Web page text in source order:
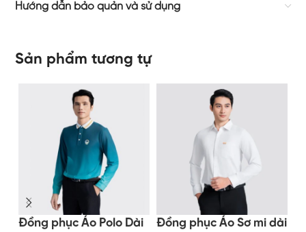
Hướng dẫn bảo quản và sử dụng
Sản phẩm tương tự
Đồng phục Áo Polo Dài
Đồng phục Áo Sơ mi dài